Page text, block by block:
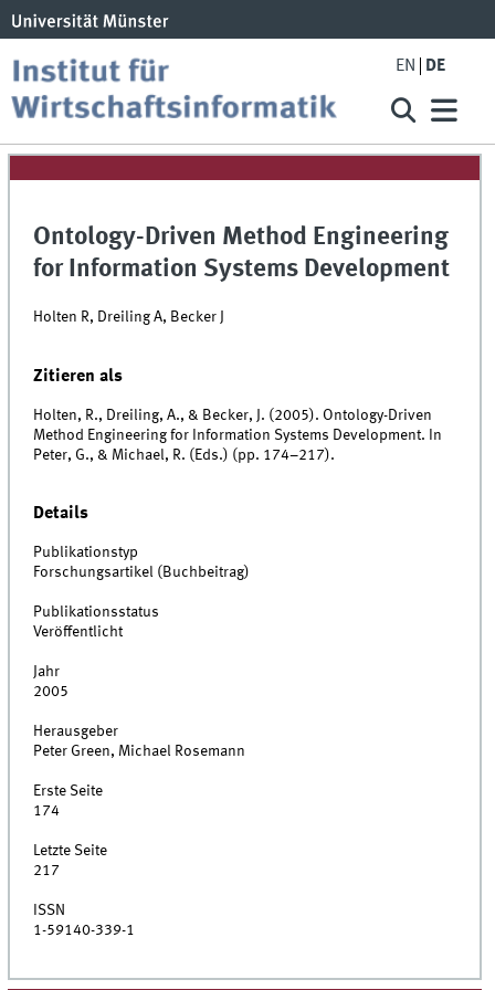
EN DE
Ontology-Driven Method Engineering
for Information Systems Development
Holten R, Dreiling A, Becker J
Zitieren als
Holten, R., Dreiling, A., & Becker, J. (2005). Ontology-Driven
Method Engineering for Information Systems Development. In
Peter, G., & Michael, R. (Eds.) (pp. 174–217).
Details
Publikationstyp
Forschungsartikel (Buchbeitrag)
Publikationsstatus
Veröffentlicht
Jahr
2005
Herausgeber
Peter Green, Michael Rosemann
Erste Seite
174
Letzte Seite
217
ISSN
1-59140-339-1